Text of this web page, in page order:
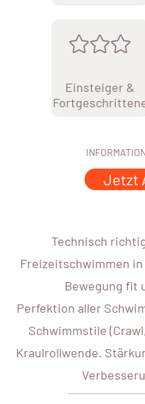
Einsteiger &
Jetzt
Technisch
Freizeitschwimmen
Bewegung fit
Perfektion aller
Schwimmstile
Kraulrollwende.